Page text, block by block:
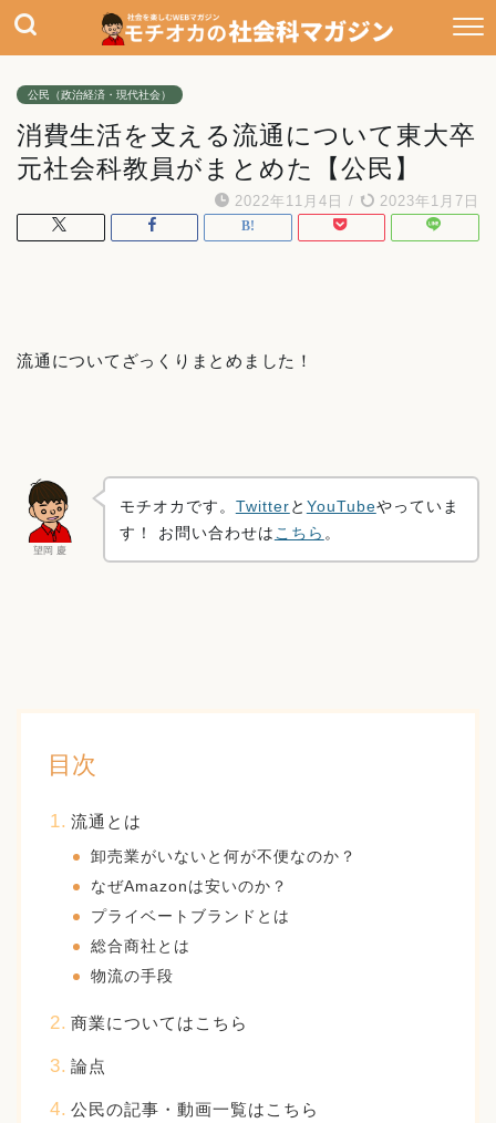
公民（政治経済・現代社会）
消費生活を支える流通について東大卒
元社会科教員がまとめた【公民】
2022年11月4日 / 2023年1月7日
流通についてざっくりまとめました！
望岡 慶
モチオカです。 Twitterと YouTubeやっていま
す！ お問い合わせは こちら 。
目次
流通とは
卸売業がいないと何が不便なのか？
なぜAmazonは安いのか？
プライベートブランドとは
総合商社とは
物流の手段
商業についてはこちら
論点
公民の記事・動画一覧はこちら